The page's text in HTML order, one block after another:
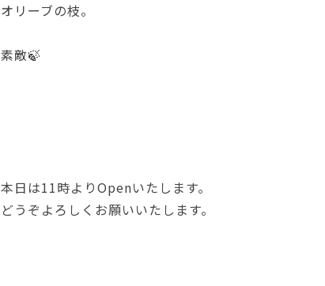
オリーブの枝。
素敵🍃
本日は11時よりOpenいたします。
どうぞよろしくお願いいたします。